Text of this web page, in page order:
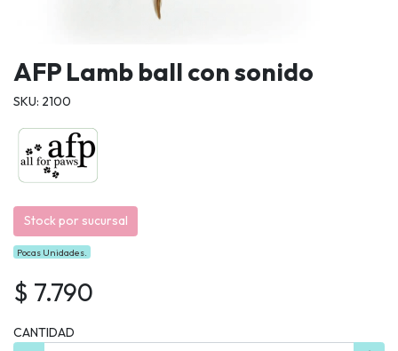
AFP Lamb ball con sonido
SKU: 2100
Stock por sucursal
Pocas Unidades.
$ 7.790
CANTIDAD